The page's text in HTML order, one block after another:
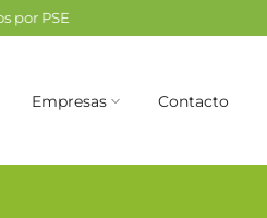
por PSE
Empresas Contacto